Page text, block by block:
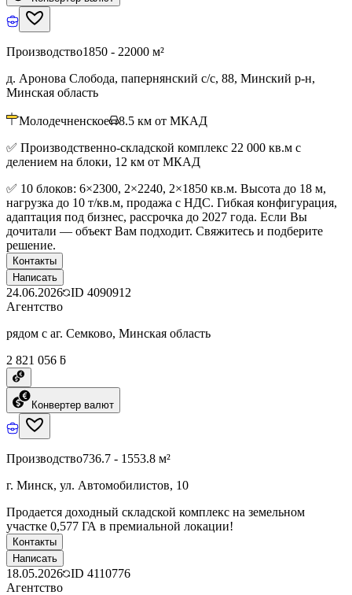
Производство1850 - 22000 м²
д. Аронова Слобода, папернянский с/с, 88, Минский р-н,
Минская область
Молодечненское 8.5 км от МКАД
✅ Производственно-складской комплекс 22 000 кв.м с
делением на блоки, 12 км от МКАД
✅ 10 блоков: 6×2300, 2×2240, 2×1850 кв.м. Высота до 18 м,
нагрузка до 10 т/кв.м, продажа с НДС. Гибкая конфигурация,
адаптация под бизнес, рассрочка до 2027 года. Если Вы
дочитали — объект Вам подходит. Свяжитесь и подберите
решение.
Контакты
Написать
24.06.2026 ID 4090912
Агентство
рядом с аг. Семково, Минская область
2 821 056 ƃ
Конвертер валют
Производство736.7 - 1553.8 м²
г. Минск, ул. Автомобилистов, 10
Продается доходный складской комплекс на земельном
участке 0,577 ГА в премиальной локации!
Контакты
Написать
18.05.2026 ID 4110776
Агентство